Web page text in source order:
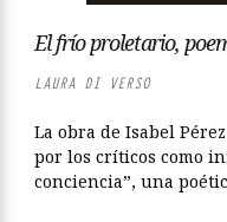
El frío proletario,
LAURA DI VERSO
La obra de Isabel
por los críticos como
conciencia”, una